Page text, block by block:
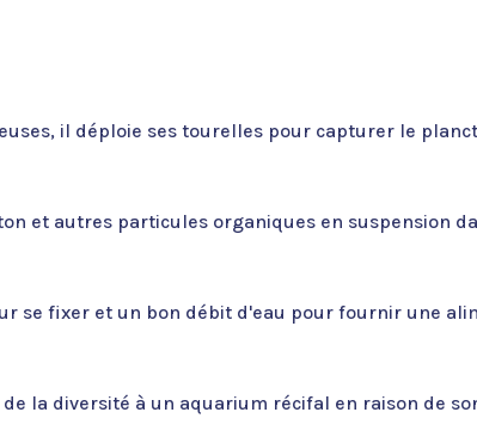
il déploie ses tourelles pour capturer le
et autres particules organiques en suspension
se fixer et un bon débit d'eau pour fournir une
la diversité à un aquarium récifal en raison de